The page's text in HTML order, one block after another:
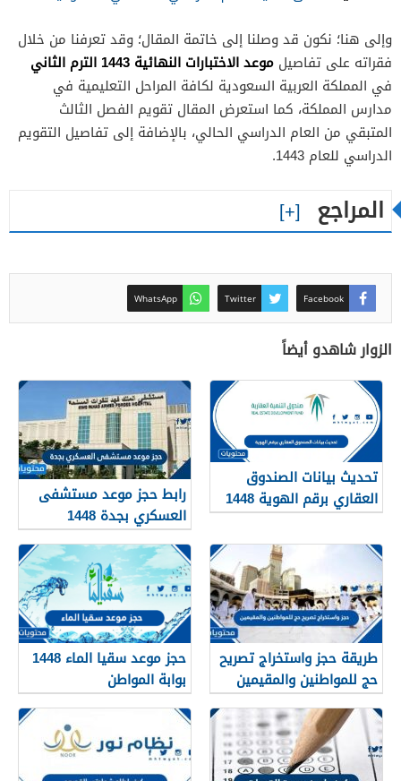
وإلى هنا؛ نكون قد وصلنا إلى خاتمة المقال؛ وقد تعرفنا من خلال
فقراته على تفاصيل موعد الاختبارات النهائية 1443 الترم الثاني
في المملكة العربية السعودية لكافة المراحل التعليمية في
مدارس المملكة، كما استعرض المقال تقويم الفصل الثالث
المتبقي من العام الدراسي الحالي، بالإضافة إلى تفاصيل التقويم
الدراسي للعام 1443.
المراجع
Facebook
Twitter
WhatsApp
الزوار شاهدو أيضاً
تحديث بيانات الصندوق
العقاري برقم الهوية 1448
الرابط والخطوات
رابط حجز موعد مستشفى
العسكري بجدة 1448
طريقة حجز واستخراج تصريح
حج للمواطنين والمقيمين
1448
حجز موعد سقيا الماء 1448
بوابة المواطن